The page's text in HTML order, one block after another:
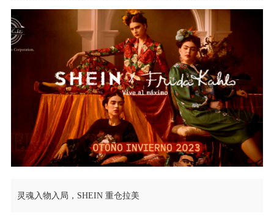
灵魂入物入局，SHEIN 重仓拉美